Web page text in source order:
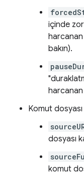
içinde
bakın).
Komut dosyası
dosyası
komut